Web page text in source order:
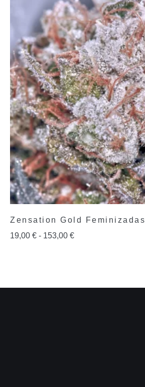
Zensation Gold Feminizadas
19,00 € - 153,00 €